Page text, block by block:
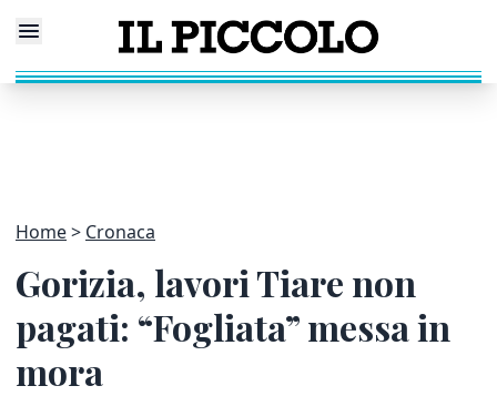
Home Cronaca
Gorizia, lavori Tiare non
pagati: “Fogliata” messa in
mora